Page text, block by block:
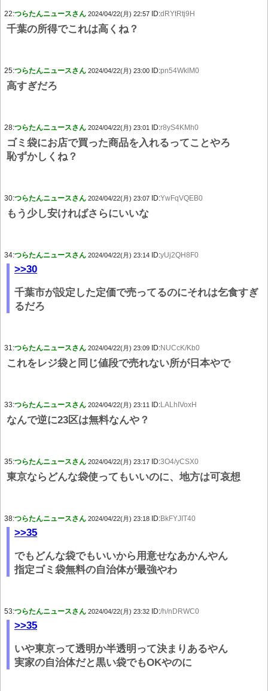
22:つらたんニュースさん 2024/04/22(月) 22:57 ID:dRYtRtj9H
千葉の所得でこれは高くね？
25:つらたんニュースさん 2024/04/22(月) 23:00 ID:pn54WklM0
高すぎだろ
28:つらたんニュースさん 2024/04/22(月) 23:01 ID:r8yS4KMh0
ゴミ袋にお店で買った商品を入れるってことやろ
恥ずかしくね？
30:つらたんニュースさん 2024/04/22(月) 23:07 ID:YwFqVQEB0
もう少し安ければさらにいいな
34:つらたんニュースさん 2024/04/22(月) 23:14 ID:yUj2QH8F0
>>30
千葉市が設定した定価で売ってるのにそれは乞食すぎ
るだろ
31:つらたんニュースさん 2024/04/22(月) 23:09 ID:NUCcK/Kb0
これをレジ袋と同じ値段で売れない所が日本やで
33:つらたんニュースさん 2024/04/22(月) 23:11 ID:LALhIVoxH
なんで逆に23区は無料なんや？
35:つらたんニュースさん 2024/04/22(月) 23:17 ID:3O4/yCSX0
東京ならどんな袋使ってもいいのに、地方は可哀想
38:つらたんニュースさん 2024/04/22(月) 23:18 ID:BkFYJIT40
>>35
でもどんな袋でもいいから用意せなあかんやん
指定ゴミ袋無料の自治体が最強やわ
53:つらたんニュースさん 2024/04/22(月) 23:32 ID:/h/nDRWC0
>>35
いや東京って透明か半透明って決まりあるやん
実家の自治体だと黒い袋でもOKやのに